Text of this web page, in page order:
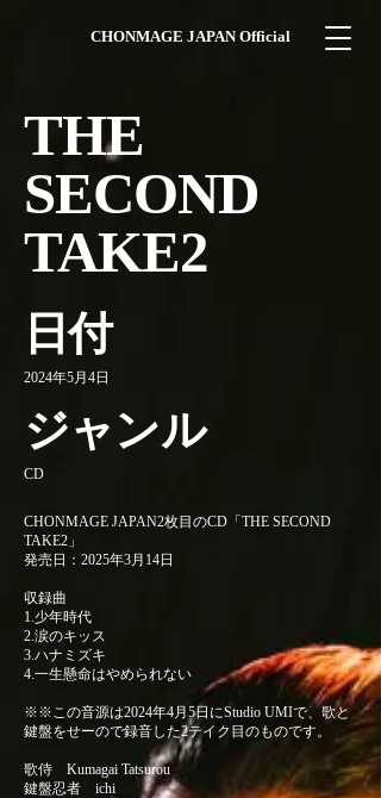
CHONMAGE JAPAN Official
THE
SECOND
TAKE2
日付
2024年5月4日
ジャンル
CD
CHONMAGE JAPAN2枚目のCD「THE SECOND
TAKE2」
発売日：2025年3月14日
収録曲
1.少年時代
2.涙のキッス
3.ハナミズキ
4.一生懸命はやめられない
※※この音源は2024年4月5日にStudio UMIで、歌と
鍵盤をせーので録音した2テイク目のものです。
歌侍 Kumagai Tatsurou
鍵盤忍者 ichi